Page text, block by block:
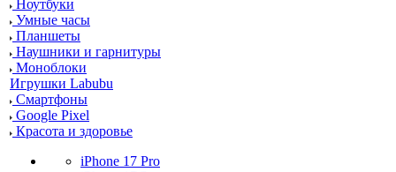
Ноутбуки
Умные часы
Планшеты
Наушники и гарнитуры
Моноблоки
Игрушки Labubu
Смартфоны
Google Pixel
Красота и здоровье
iPhone 17 Pro